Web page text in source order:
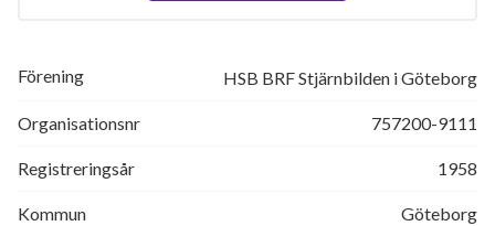
Förening HSB BRF Stjärnbilden i Göteborg
Organisationsnr 757200-9111
Registreringsår 1958
Kommun Göteborg